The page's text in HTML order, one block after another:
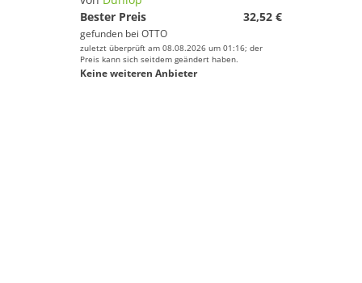
Bester Preis
32,52 €
gefunden bei OTTO
zuletzt überprüft am 08.08.2026 um 01:16; der
Preis kann sich seitdem geändert haben.
Keine weiteren Anbieter